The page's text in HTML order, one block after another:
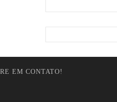
EM CONTATO!